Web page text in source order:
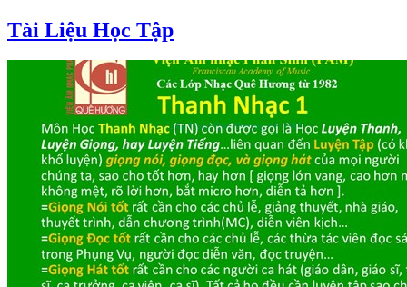
Tài Liệu Học Tập